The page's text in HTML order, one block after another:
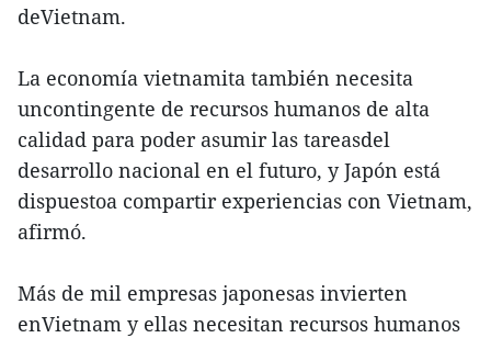
deVietnam.
La economía vietnamita también necesita
uncontingente de recursos humanos de alta
calidad para poder asumir las tareasdel
desarrollo nacional en el futuro, y Japón está
dispuestoa compartir experiencias con Vietnam,
afirmó.
Más de mil empresas japonesas invierten
enVietnam y ellas necesitan recursos humanos